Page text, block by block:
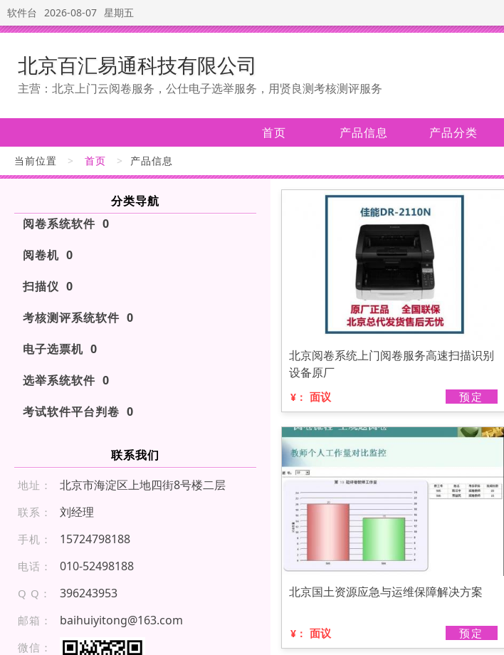
软件台 2026-08-07 星期五
北京百汇易通科技有限公司
主营：北京上门云阅卷服务，公仕电子选举服务，用贤良测考核测评服务
首页 产品信息 产品分类
当前位置 > 首页 > 产品信息
分类导航
阅卷系统软件 0
阅卷机 0
扫描仪 0
考核测评系统软件 0
电子选票机 0
选举系统软件 0
考试软件平台判卷 0
联系我们
地址： 北京市海淀区上地四街8号楼二层
联系： 刘经理
手机： 15 724 7 981 88
电话： 010 -5 24 981 88
Q Q： 396243953
邮箱： baihuiyitong@163.com
微信：
北京阅卷系统上门阅卷服务高速扫描识别
设备原厂
¥： 面议 预定
北京国土资源应急与运维保障解决方案
¥： 面议 预定